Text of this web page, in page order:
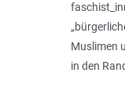
Muslimen
in den